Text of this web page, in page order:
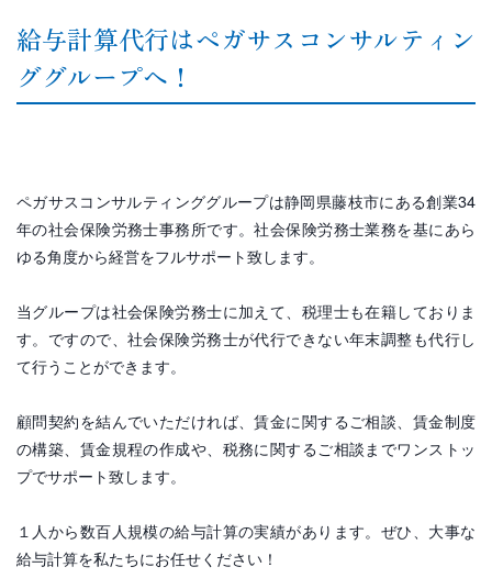
給与計算代行はペガサスコンサルティン
ググループへ！
ペガサスコンサルティンググループは静岡県藤枝市にある創業34
年の社会保険労務士事務所です。社会保険労務士業務を基にあら
ゆる角度から経営をフルサポート致します。
当グループは社会保険労務士に加えて、税理士も在籍しておりま
す。ですので、社会保険労務士が代行できない年末調整も代行し
て行うことができます。
顧問契約を結んでいただければ、賃金に関するご相談、賃金制度
の構築、賃金規程の作成や、税務に関するご相談までワンストッ
プでサポート致します。
１人から数百人規模の給与計算の実績があります。ぜひ、大事な
給与計算を私たちにお任せください！